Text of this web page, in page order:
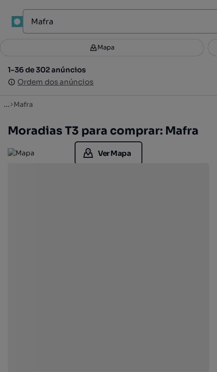
Filtros 3
1-36 de 302 anúncios
Ordem dos anúncios
Mapa
1-36 de 302 anúncios
Ordem dos anúncios
... Mafra
Moradias T3 para comprar: Mafra
Ver Mapa